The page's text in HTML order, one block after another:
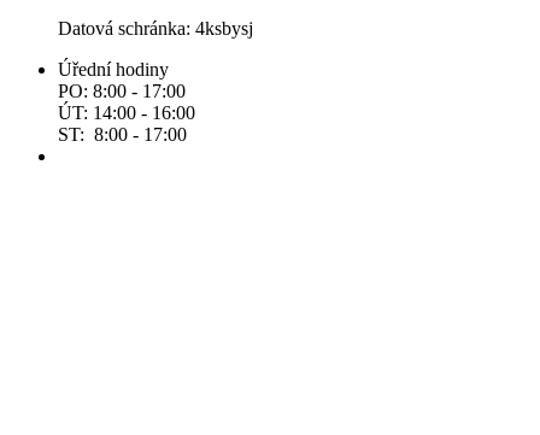
Datová schránka: 4ksbysj
Úřední hodiny
PO: 8:00 - 17:00
ÚT: 14:00 - 16:00
ST: 8:00 - 17:00